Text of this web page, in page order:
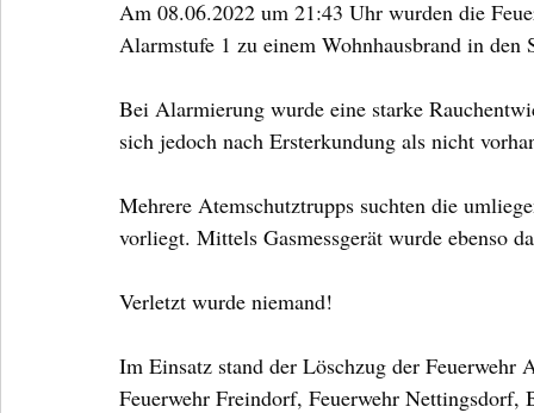
Am 08.06.2022 um 21:43 Uhr wurden die
Alarmstufe 1 zu einem Wohnhausbrand in
Bei Alarmierung wurde eine starke
sich jedoch nach Ersterkundung als nicht
Mehrere Atemschutztrupps suchten die
vorliegt. Mittels Gasmessgerät wurde ebenso
Verletzt wurde niemand!
Im Einsatz stand der Löschzug der
Feuerwehr Freindorf, Feuerwehr